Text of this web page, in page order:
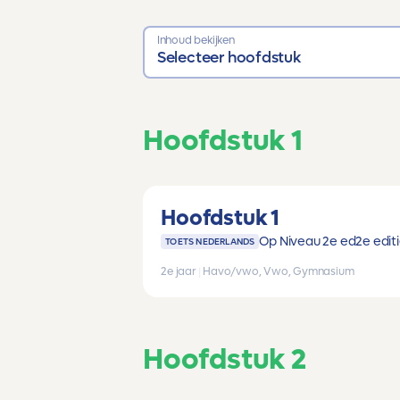
Inhoud bekijken
Selecteer hoofdstuk
Hoofdstuk 1
Hoofdstuk 1
TOETS NEDERLANDS Op Niveau 2e ed2e
2e jaar Havo/vwo, Vwo, Gymnasium
Hoofdstuk 2